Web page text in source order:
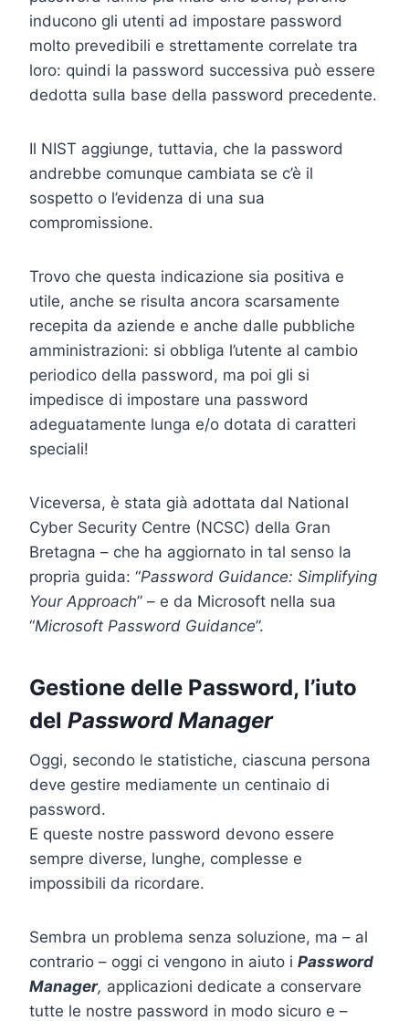
inducono gli utenti ad impostare password
molto prevedibili e strettamente correlate tra
loro: quindi la password successiva può essere
dedotta sulla base della password precedente.
Il NIST aggiunge, tuttavia, che la password
andrebbe comunque cambiata se c’è il
sospetto o l’evidenza di una sua
compromissione.
Trovo che questa indicazione sia positiva e
utile, anche se risulta ancora scarsamente
recepita da aziende e anche dalle pubbliche
amministrazioni: si obbliga l’utente al cambio
periodico della password, ma poi gli si
impedisce di impostare una password
adeguatamente lunga e/o dotata di caratteri
speciali!
Viceversa, è stata già adottata dal National
Cyber Security Centre (NCSC) della Gran
Bretagna – che ha aggiornato in tal senso la
propria guida: “Password Guidance: Simplifying
Your Approach” – e da Microsoft nella sua
“Microsoft Password Guidance”.
Gestione delle Password, l’iuto
del Password Manager
Oggi, secondo le statistiche, ciascuna persona
deve gestire mediamente un centinaio di
password.
E queste nostre password devono essere
sempre diverse, lunghe, complesse e
impossibili da ricordare.
Sembra un problema senza soluzione, ma – al
contrario – oggi ci vengono in aiuto i Password
Manager, applicazioni dedicate a conservare
tutte le nostre password in modo sicuro e –